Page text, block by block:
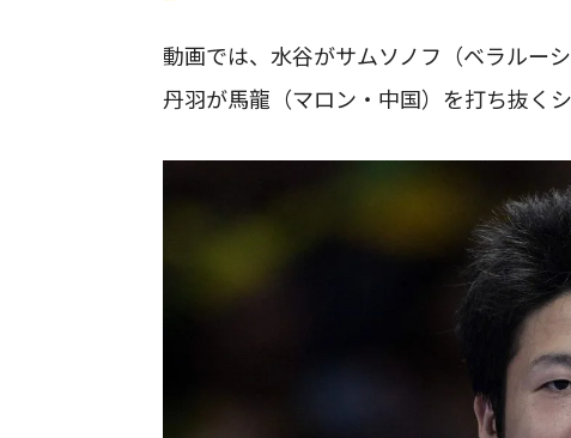
動画では、水谷がサムソノフ（ベラルー
丹羽が馬龍（マロン・中国）を打ち抜く